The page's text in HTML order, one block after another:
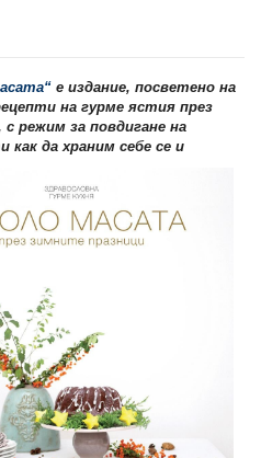
е издание, посветено на
на гурме ястия през
режим за повдигане на
как да храним себе се и